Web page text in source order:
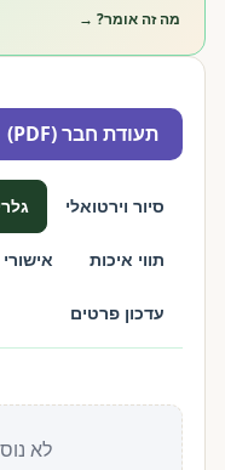
מה זה אומר? →
תעודת חבר (PDF)
סיור וירטואלי
תווי איכות
עדכון פרטים
לא